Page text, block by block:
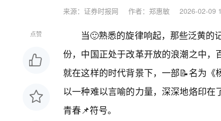
来源：证券时报网 作者：郑惠敏 2026-02-09
点赞
当🙂熟悉的旋律响起，那些泛黄的
份，中国正处于改革开放的浪潮之中
就在这样的时代背景下，一部📝名为
以一种难以言喻的力量，深深地烙印
青春📌符号。